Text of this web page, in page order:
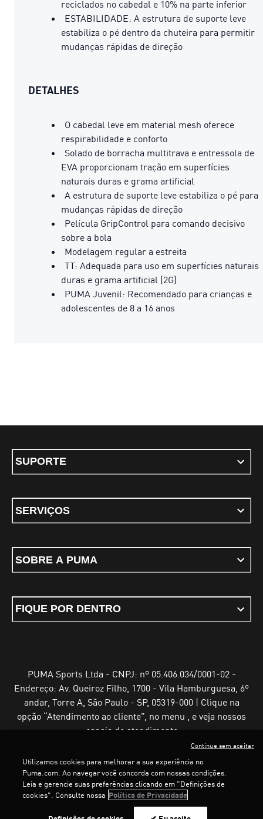
reciclados no cabedal e 10% na parte inferior
ESTABILIDADE: A estrutura de suporte leve
estabiliza o pé dentro da chuteira para permitir
mudanças rápidas de direção
DETALHES
O cabedal leve em material mesh oferece
respirabilidade e conforto
Solado de borracha multitrava e entressola de
EVA proporcionam tração em superfícies
naturais duras e grama artificial
A estrutura de suporte leve estabiliza o pé para
mudanças rápidas de direção
Película GripControl para comando decisivo
sobre a bola
Modelagem regular a estreita
TT: Adequada para uso em superfícies naturais
duras e grama artificial (2G)
PUMA Juvenil: Recomendado para crianças e
adolescentes de 8 a 16 anos
SUPORTE
SERVIÇOS
SOBRE A PUMA
FIQUE POR DENTRO
PUMA Sports Ltda - CNPJ: nº 05.406.034/0001-02 -
Endereço: Av. Queiroz Filho, 1700 - Vila Hamburguesa, 6º
andar, Torre A, São Paulo - SP, 05319-000 | Clique na
opção “Atendimento ao cliente”, no menu , e veja nossos
canais de atendimento
Termos e Condições de UsoPolítica de Privacidade
Configurador de cookies
Utilizamos cookies para melhorar a sua experiência no
Puma.com. Ao navegar você concorda com nossas condições.
Leia e gerencie suas preferências clicando em "Definições de
cookies". Consulte nossa Política de Privacidade
Continue sem aceitar